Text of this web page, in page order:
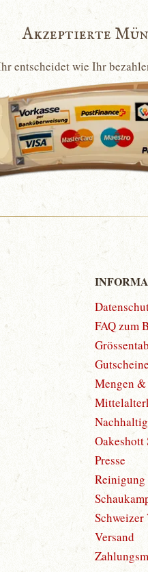
Akzeptierte
entscheidet wie Ihr
FAQ zum
Gutscheine
Mengen
Presse
Reinigung
Schweizer
Versand